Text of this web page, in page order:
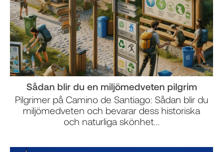
Sådan blir du en miljömedveten pilgrim
Pilgrimer på Camino de Santiago: Sådan blir du
miljömedveten och bevarar dess historiska
och naturliga skönhet...